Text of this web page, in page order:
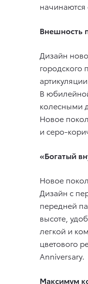
начинаются
Внешность
Дизайн
городского
В
колесными
Новое
и серо-
«Богатый
Новое
Дизайн с
передней
высоте,
легкой и
цветового
Anniversary.
Максимум